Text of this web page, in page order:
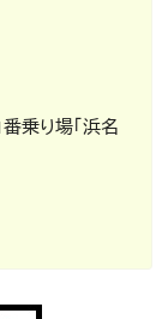
乗り場「浜名